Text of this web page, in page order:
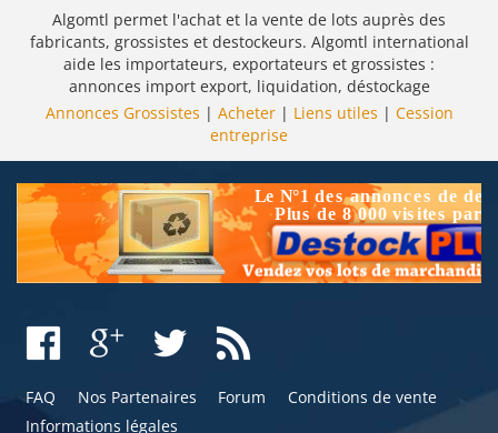
Algomtl permet l'achat et la vente de lots auprès des
fabricants, grossistes et destockeurs. Algomtl international
aide les importateurs, exportateurs et grossistes :
annonces import export, liquidation, déstockage
Annonces Grossistes | Acheter| Liens utiles | Cession
entreprise
FAQ Nos Partenaires Forum
Conditions de vente
Informations légales